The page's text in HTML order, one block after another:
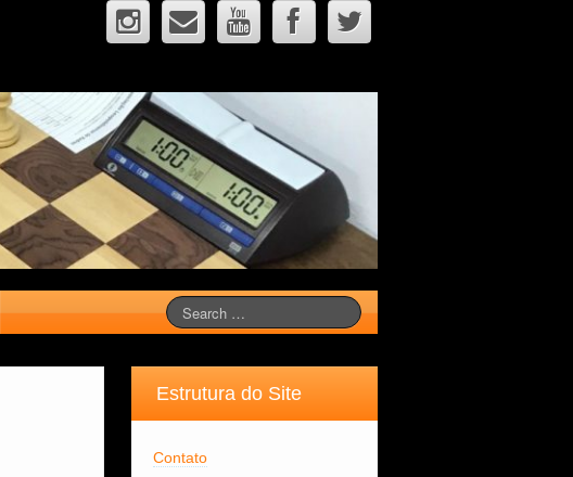
Estrutura do Site
Contato